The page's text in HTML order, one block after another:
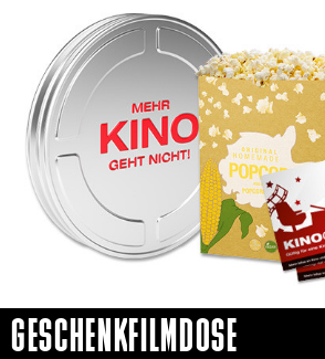
GESCHENKFILMDOSE